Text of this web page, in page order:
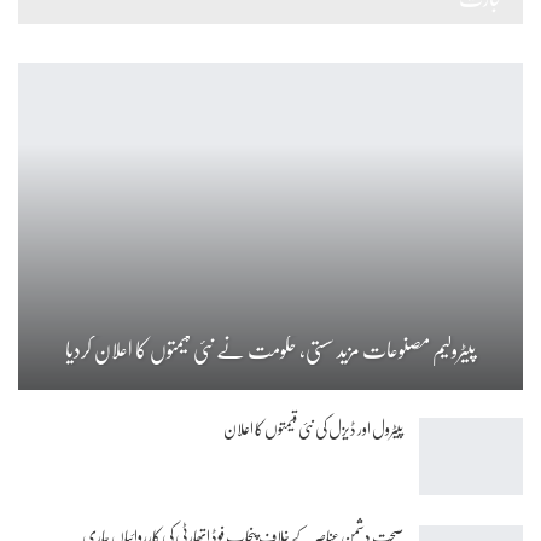
پیٹرولیم مصنوعات مزید سستی، حکومت نے نئی قیمتوں کا اعلان کردیا
پیٹرول اور ڈیزل کی نئی قیمتوں کا اعلان
صحت دشمن عناصر کے خلاف پنجاب فوڈ اتھارٹی کی کارروائیاں جاری